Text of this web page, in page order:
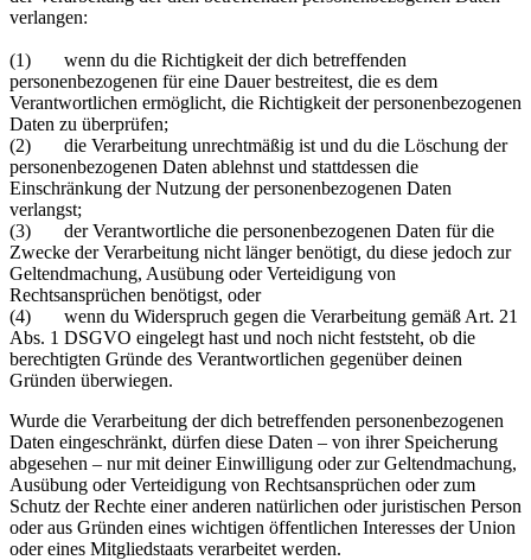
verlangen:
(1) wenn du die Richtigkeit der dich betreffenden
personenbezogenen für eine Dauer bestreitest, die es dem
Verantwortlichen ermöglicht, die Richtigkeit der personenbezogenen
Daten zu überprüfen;
(2) die Verarbeitung unrechtmäßig ist und du die Löschung der
personenbezogenen Daten ablehnst und stattdessen die
Einschränkung der Nutzung der personenbezogenen Daten
verlangst;
(3) der Verantwortliche die personenbezogenen Daten für die
Zwecke der Verarbeitung nicht länger benötigt, du diese jedoch zur
Geltendmachung, Ausübung oder Verteidigung von
Rechtsansprüchen benötigst, oder
(4) wenn du Widerspruch gegen die Verarbeitung gemäß Art. 21
Abs. 1 DSGVO eingelegt hast und noch nicht feststeht, ob die
berechtigten Gründe des Verantwortlichen gegenüber deinen
Gründen überwiegen.
Wurde die Verarbeitung der dich betreffenden personenbezogenen
Daten eingeschränkt, dürfen diese Daten – von ihrer Speicherung
abgesehen – nur mit deiner Einwilligung oder zur Geltendmachung,
Ausübung oder Verteidigung von Rechtsansprüchen oder zum
Schutz der Rechte einer anderen natürlichen oder juristischen Person
oder aus Gründen eines wichtigen öffentlichen Interesses der Union
oder eines Mitgliedstaats verarbeitet werden.